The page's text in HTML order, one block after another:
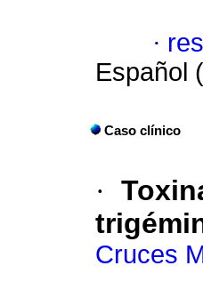
·
Español (
Caso clínico
·
Cruces